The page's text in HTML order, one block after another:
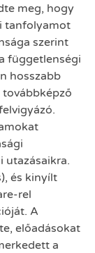
meg, hogy
tanfolyamot
szerint
függetlenségi
hosszabb
utazásaikra.
és kinyílt
rel
A
előadásokat
a